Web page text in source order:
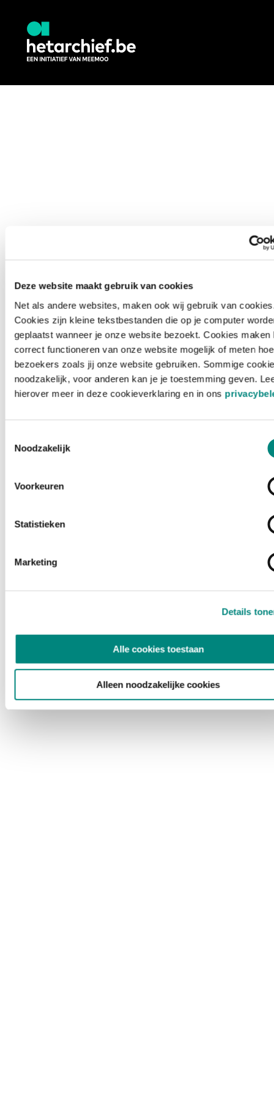
Deze website maakt gebruik van cookies
Net als andere websites, maken ook wij gebruik van
Cookies zijn kleine tekstbestanden die op je computer
geplaatst wanneer je onze website bezoekt. Cookies maken
correct functioneren van onze website mogelijk of meten hoe
bezoekers zoals jij onze website gebruiken. Sommige
noodzakelijk, voor anderen kan je je toestemming geven.
hierover meer in deze cookieverklaring en in ons
Noodzakelijk
Voorkeuren
Statistieken
Marketing
Details
Alle cookies toestaan
Alleen noodzakelijke cookies